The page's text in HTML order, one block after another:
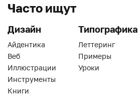
Часто ищут
Дизайн
Айдентика
Веб
Иллюстрации
Инструменты
Книги
Типографика
Леттеринг
Примеры
Уроки